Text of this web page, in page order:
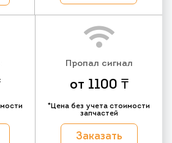
Пропал сигнал
от 1100 ₸
*Цена без учета стоимости
запчастей
Заказать